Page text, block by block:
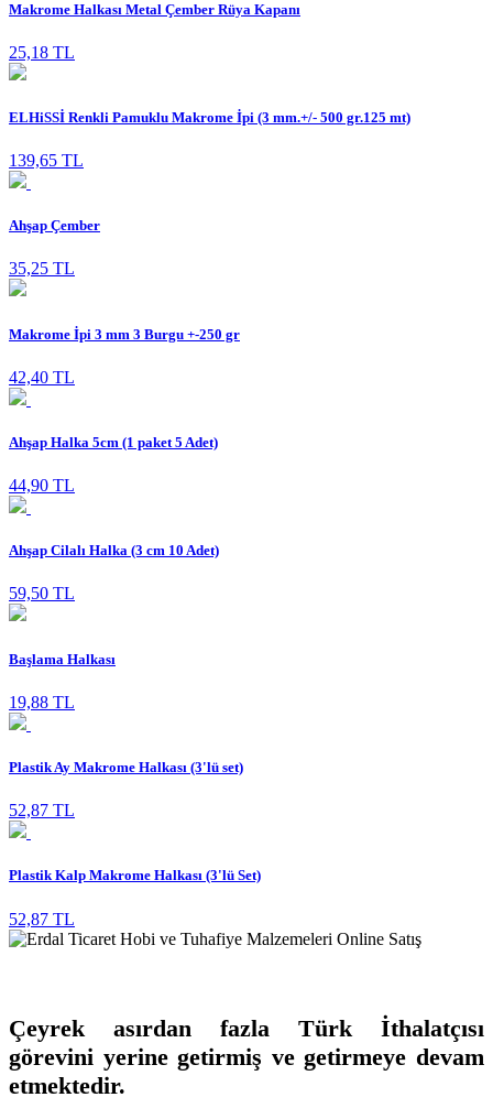
Makrome Halkası Metal Çember Rüya Kapanı
25,18 TL
ELHiSSİ Renkli Pamuklu Makrome İpi (3 mm.+/- 500 gr.125 mt)
139,65 TL
Ahşap Çember
35,25 TL
Makrome İpi 3 mm 3 Burgu +-250 gr
42,40 TL
Ahşap Halka 5cm (1 paket 5 Adet)
44,90 TL
Ahşap Cilalı Halka (3 cm 10 Adet)
59,50 TL
Başlama Halkası
19,88 TL
Plastik Ay Makrome Halkası (3'lü set)
52,87 TL
Plastik Kalp Makrome Halkası (3'lü Set)
52,87 TL
Çeyrek asırdan fazla Türk İthalatçısı
görevini yerine getirmiş ve getirmeye devam
etmektedir.